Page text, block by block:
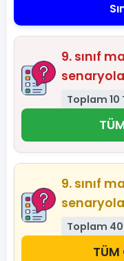
9. sınıf
Toplam
9. sınıf
Toplam
TÜM